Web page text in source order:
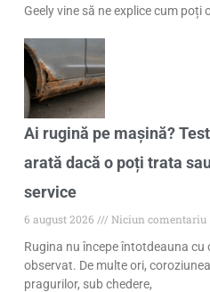
Geely vine să ne explice cum poți
Ai rugină pe mașină?
arată dacă o poți trata
service
6 august 2026
Niciun comentariu
Rugina nu începe întotdeauna
observat. De multe ori,
pragurilor, sub chedere,